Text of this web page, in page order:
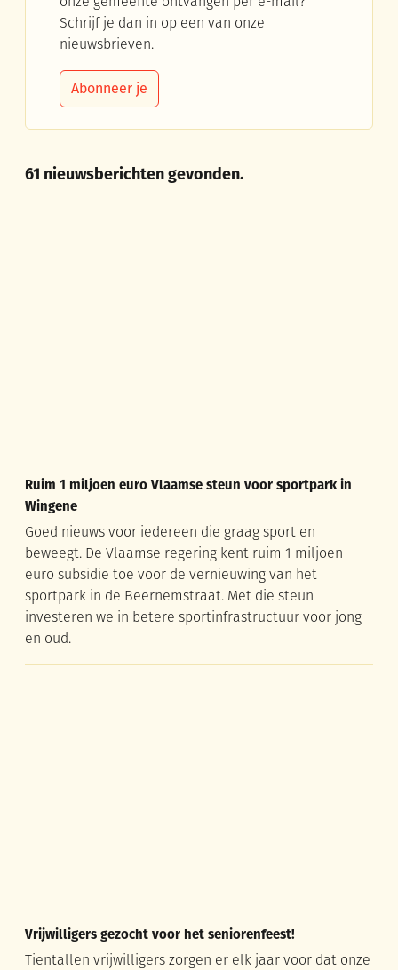
Schrijf je dan in op een van onze
nieuwsbrieven.
Abonneer je
61 nieuwsberichten gevonden.
Ruim 1 miljoen euro Vlaamse steun voor sportpark in
Wingene
Goed nieuws voor iedereen die graag sport en
beweegt. De Vlaamse regering kent ruim 1 miljoen
euro subsidie toe voor de vernieuwing van het
sportpark in de Beernemstraat. Met die steun
investeren we in betere sportinfrastructuur voor jong
en oud.
Vrijwilligers gezocht voor het seniorenfeest!
Tientallen vrijwilligers zorgen er elk jaar voor dat onze